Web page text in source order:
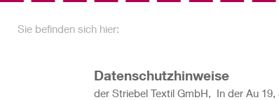
Sie befinden sich hier:
Datenschutzhinweise
der Striebel Textil GmbH, In der Au 19,